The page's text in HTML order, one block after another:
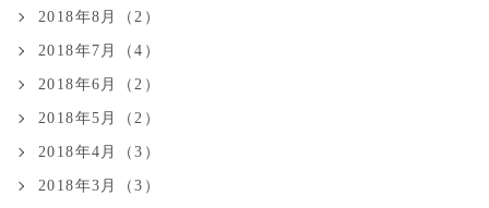
2018年8月（2）
2018年7月（4）
2018年6月（2）
2018年5月（2）
2018年4月（3）
2018年3月（3）